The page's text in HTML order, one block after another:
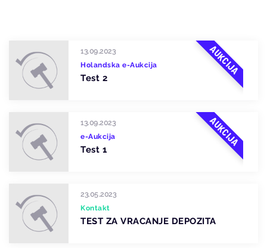
13.09.2023
Holandska e-Aukcija
Test 2
AUKCIJA
13.09.2023
e-Aukcija
Test 1
AUKCIJA
23.05.2023
Kontakt
TEST ZA VRACANJE DEPOZITA